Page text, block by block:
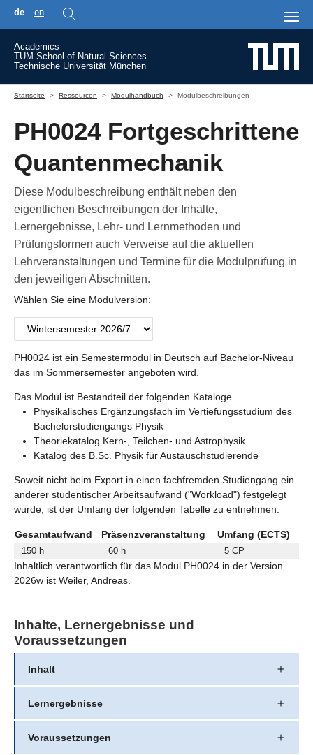
de en
Academics
TUM School of Natural Sciences
Technische Universität München
Startseite
Ressourcen Modulhandbuch Modulbeschreibungen
PH0024 Fortgeschrittene
Quantenmechanik
Diese Modulbeschreibung enthält neben den
eigentlichen Beschreibungen der Inhalte,
Lernergebnisse, Lehr- und Lernmethoden und
Prüfungsformen auch Verweise auf die aktuellen
Lehrveranstaltungen und Termine für die Modulprüfung in
den jeweiligen Abschnitten.
Wählen Sie eine Modulversion:
PH0024 ist ein Semestermodul in Deutsch auf Bachelor-Niveau
das im Sommersemester angeboten wird.
Das Modul ist Bestandteil der folgenden Kataloge.
Physikalisches Ergänzungsfach im Vertiefungsstudium des
Bachelorstudiengangs Physik
Theoriekatalog Kern-, Teilchen- und Astrophysik
Katalog des B.Sc. Physik für Austauschstudierende
Soweit nicht beim Export in einen fachfremden Studiengang ein
anderer studentischer Arbeitsaufwand ("Workload") festgelegt
wurde, ist der Umfang der folgenden Tabelle zu entnehmen.
Gesamtaufwand Präsenzveranstaltung Umfang (ECTS)
150 h 60 h 5 CP
Inhaltlich verantwortlich für das Modul PH0024 in der Version
2026w ist Weiler, Andreas.
Inhalte, Lernergebnisse und
Voraussetzungen
Inhalt
Lernergebnisse
Voraussetzungen